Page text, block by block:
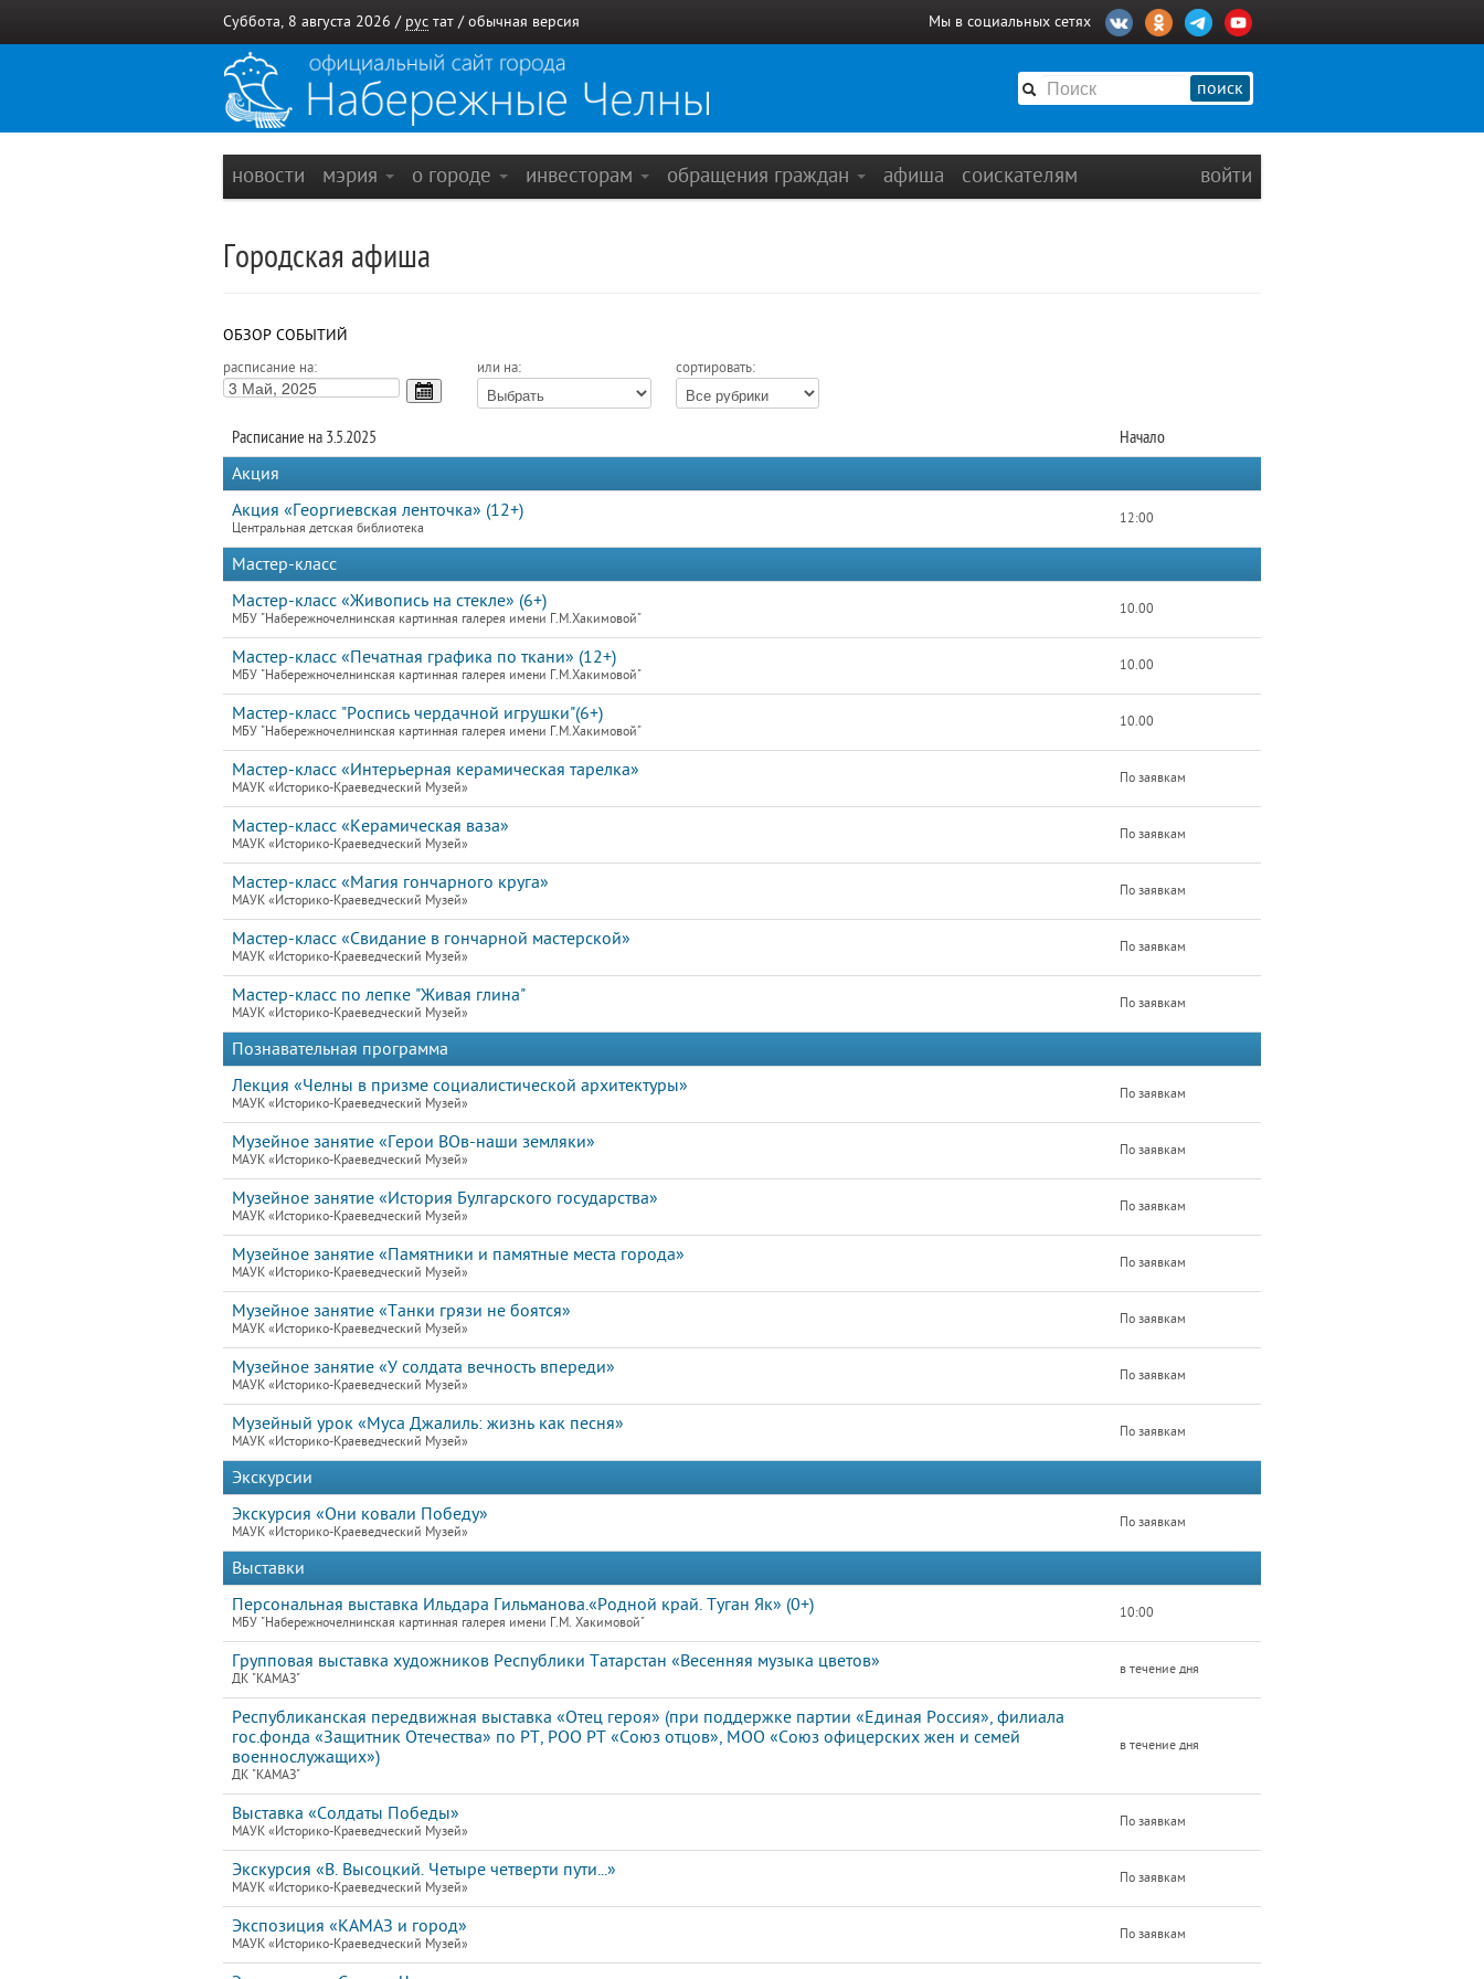
Суббота, 8 августа 2026 / рус тат / обычная версия Мы в социальных сетях
поиск
новости мэрия о городе инвесторам обращения граждан афиша соискателям войти
Городская афиша
ОБЗОР СОБЫТИЙ
расписание на: или на: сортировать:
Расписание на 3.5.2025
Начало
Акция
Акция «Георгиевская ленточка» (12+)
Центральная детская библиотека
12:00
Мастер-класс
Мастер-класс «Живопись на стекле» (6+)
МБУ "Набережночелнинская картинная галерея имени Г.М.Хакимовой"
10.00
Мастер-класс «Печатная графика по ткани» (12+)
МБУ "Набережночелнинская картинная галерея имени Г.М.Хакимовой"
10.00
Мастер-класс "Роспись чердачной игрушки"(6+)
МБУ "Набережночелнинская картинная галерея имени Г.М.Хакимовой"
10.00
Мастер-класс «Интерьерная керамическая тарелка»
МАУК «Историко-Краеведческий Музей»
По заявкам
Мастер-класс «Керамическая ваза»
МАУК «Историко-Краеведческий Музей»
По заявкам
Мастер-класс «Магия гончарного круга»
МАУК «Историко-Краеведческий Музей»
По заявкам
Мастер-класс «Свидание в гончарной мастерской»
МАУК «Историко-Краеведческий Музей»
По заявкам
Мастер-класс по лепке "Живая глина"
МАУК «Историко-Краеведческий Музей»
По заявкам
Познавательная программа
Лекция «Челны в призме социалистической архитектуры»
МАУК «Историко-Краеведческий Музей»
По заявкам
Музейное занятие «Герои ВОв-наши земляки»
МАУК «Историко-Краеведческий Музей»
По заявкам
Музейное занятие «История Булгарского государства»
МАУК «Историко-Краеведческий Музей»
По заявкам
Музейное занятие «Памятники и памятные места города»
МАУК «Историко-Краеведческий Музей»
По заявкам
Музейное занятие «Танки грязи не боятся»
МАУК «Историко-Краеведческий Музей»
По заявкам
Музейное занятие «У солдата вечность впереди»
МАУК «Историко-Краеведческий Музей»
По заявкам
Музейный урок «Муса Джалиль: жизнь как песня»
МАУК «Историко-Краеведческий Музей»
По заявкам
Экскурсии
Экскурсия «Они ковали Победу»
МАУК «Историко-Краеведческий Музей»
По заявкам
Выставки
Персональная выставка Ильдара Гильманова.«Родной край. Туган Як» (0+)
МБУ "Набережночелнинская картинная галерея имени Г.М. Хакимовой"
10:00
Групповая выставка художников Республики Татарстан «Весенняя музыка цветов»
ДК "КАМАЗ"
в течение дня
Республиканская передвижная выставка «Отец героя» (при поддержке партии «Единая Россия», филиала
гос.фонда «Защитник Отечества» по РТ, РОО РТ «Союз отцов», МОО «Союз офицерских жен и семей
военнослужащих»)
ДК "КАМАЗ"
в течение дня
Выставка «Солдаты Победы»
МАУК «Историко-Краеведческий Музей»
По заявкам
Экскурсия «В. Высоцкий. Четыре четверти пути...»
МАУК «Историко-Краеведческий Музей»
По заявкам
Экспозиция «КАМАЗ и город»
МАУК «Историко-Краеведческий Музей»
По заявкам